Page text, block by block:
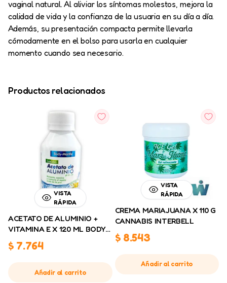
vaginal natural. Al aliviar los síntomas molestos, mejora la
calidad de vida y la confianza de la usuaria en su día a día.
Además, su presentación compacta permite llevarla
cómodamente en el bolso para usarla en cualquier
momento cuando sea necesario.
Productos relacionados
VISTA
RÁPIDA
ACETATO DE ALUMINIO +
VITAMINA E X 120 ML BODY
MANTLE
$ 7.764
Añadir al carrito
VISTA
RÁPIDA
CREMA MARIAJUANA X 110 G
CANNABIS INTERBELL
$ 8.543
Añadir al carrito